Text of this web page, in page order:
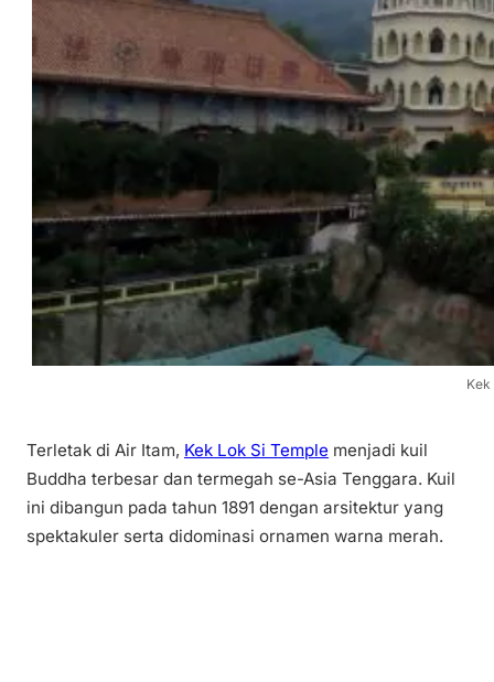
Terletak di Air Itam, Kek Lok Si Temple menjadi kuil
Buddha terbesar dan termegah se-Asia Tenggara. Kuil
ini dibangun pada tahun 1891 dengan arsitektur yang
spektakuler serta didominasi ornamen warna merah.